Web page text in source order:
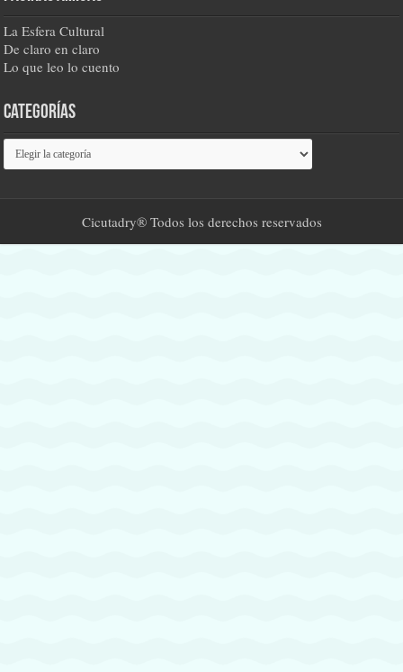
La Esfera Cultural
De claro en claro
Lo que leo lo cuento
Categorías
Categorías
Cicutadry® Todos los derechos reservados